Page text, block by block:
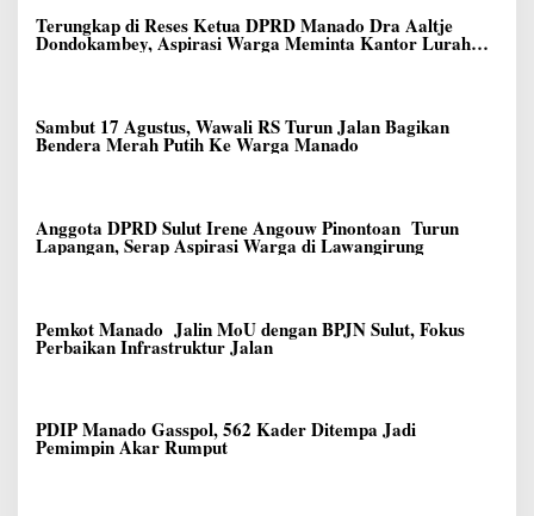
Terungkap di Reses Ketua DPRD Manado Dra Aaltje
Dondokambey, Aspirasi Warga Meminta Kantor Lurah
Banjer Dipindahkan ke Kantor DLH Manado
Sambut 17 Agustus, Wawali RS Turun Jalan Bagikan
Bendera Merah Putih Ke Warga Manado
Anggota DPRD Sulut Irene Angouw Pinontoan Turun
Lapangan, Serap Aspirasi Warga di Lawangirung
Pemkot Manado Jalin MoU dengan BPJN Sulut, Fokus
Perbaikan Infrastruktur Jalan
PDIP Manado Gasspol, 562 Kader Ditempa Jadi
Pemimpin Akar Rumput